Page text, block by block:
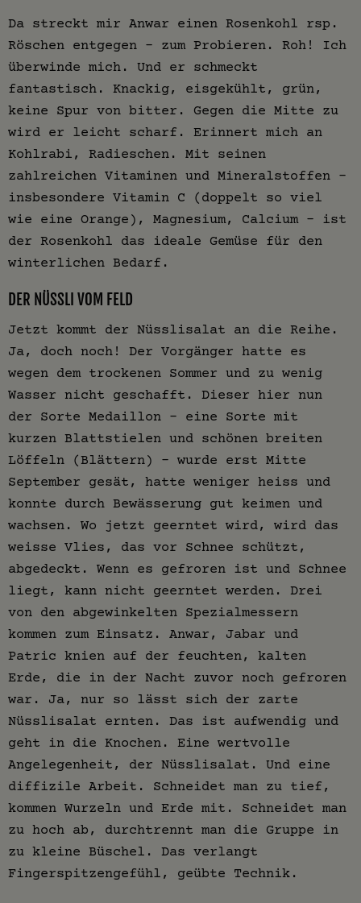
Da streckt mir Anwar einen Rosenkohl rsp.
Röschen entgegen – zum Probieren. Roh! Ich
überwinde mich. Und er schmeckt
fantastisch. Knackig, eisgekühlt, grün,
keine Spur von bitter. Gegen die Mitte zu
wird er leicht scharf. Erinnert mich an
Kohlrabi, Radieschen. Mit seinen
zahlreichen Vitaminen und Mineralstoffen -
insbesondere Vitamin C (doppelt so viel
wie eine Orange), Magnesium, Calcium - ist
der Rosenkohl das ideale Gemüse für den
winterlichen Bedarf.
DER NÜSSLI VOM FELD
Jetzt kommt der Nüsslisalat an die Reihe.
Ja, doch noch! Der Vorgänger hatte es
wegen dem trockenen Sommer und zu wenig
Wasser nicht geschafft. Dieser hier nun
der Sorte Medaillon – eine Sorte mit
kurzen Blattstielen und schönen breiten
Löffeln (Blättern) – wurde erst Mitte
September gesät, hatte weniger heiss und
konnte durch Bewässerung gut keimen und
wachsen. Wo jetzt geerntet wird, wird das
weisse Vlies, das vor Schnee schützt,
abgedeckt. Wenn es gefroren ist und Schnee
liegt, kann nicht geerntet werden. Drei
von den abgewinkelten Spezialmessern
kommen zum Einsatz. Anwar, Jabar und
Patric knien auf der feuchten, kalten
Erde, die in der Nacht zuvor noch gefroren
war. Ja, nur so lässt sich der zarte
Nüsslisalat ernten. Das ist aufwendig und
geht in die Knochen. Eine wertvolle
Angelegenheit, der Nüsslisalat. Und eine
diffizile Arbeit. Schneidet man zu tief,
kommen Wurzeln und Erde mit. Schneidet man
zu hoch ab, durchtrennt man die Gruppe in
zu kleine Büschel. Das verlangt
Fingerspitzengefühl, geübte Technik.